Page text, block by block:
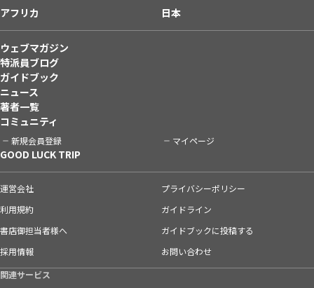
アフリカ
日本
ウェブマガジン
特派員ブログ
ガイドブック
ニュース
著者一覧
コミュニティ
新規会員登録 マイページ
GOOD LUCK TRIP
運営会社
プライバシーポリシー
利用規約
ガイドライン
書店御担当者様へ
ガイドブックに投稿する
採用情報
お問い合わせ
関連サービス